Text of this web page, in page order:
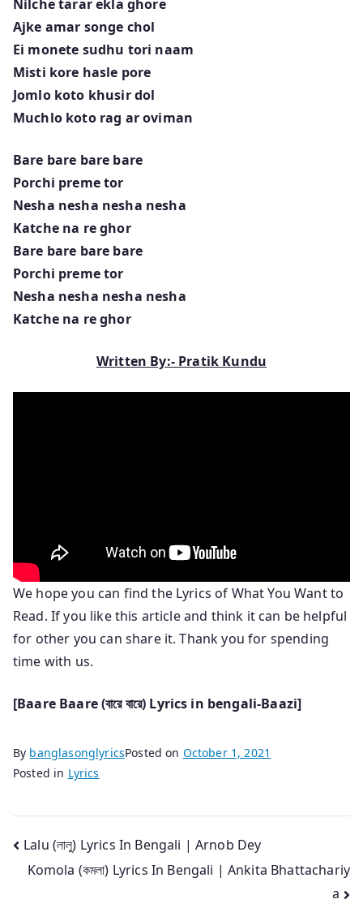
Nilche tarar ekla ghore
Ajke amar songe chol
Ei monete sudhu tori naam
Misti kore hasle pore
Jomlo koto khusir dol
Muchlo koto rag ar oviman
Bare bare bare bare
Porchi preme tor
Nesha nesha nesha nesha
Katche na re ghor
Bare bare bare bare
Porchi preme tor
Nesha nesha nesha nesha
Katche na re ghor
Written By:- Pratik Kundu
We hope you can find the Lyrics of What You Want to
Read. If you like this article and think it can be helpful
for other you can share it. Thank you for spending
time with us.
[Baare Baare (বারে বারে) Lyrics in bengali-Baazi]
By banglasonglyricsPosted on October 1, 2021
Posted in Lyrics
Post
navigation
Lalu (লালু) Lyrics In Bengali | Arnob Dey
Komola (কমলা) Lyrics In Bengali | Ankita Bhattachariy
a